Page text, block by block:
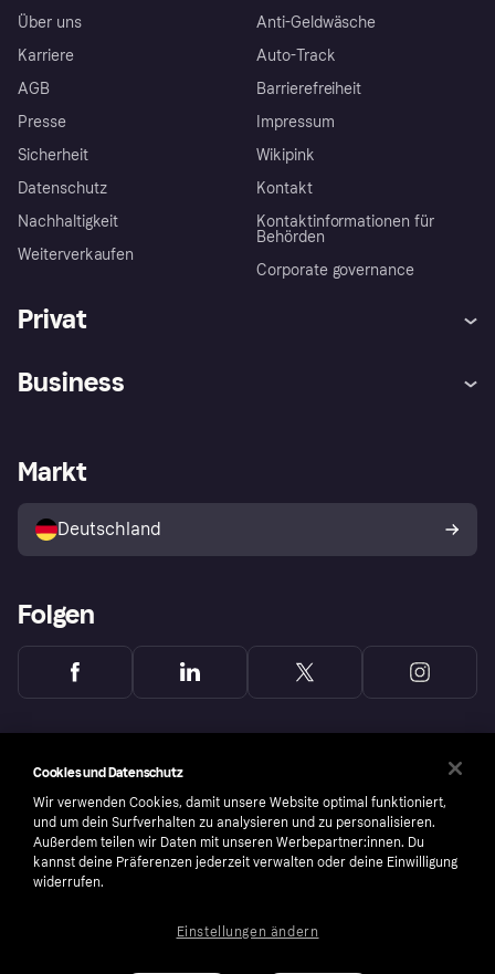
Über uns
Karriere
AGB
Presse
Sicherheit
Datenschutz
Nachhaltigkeit
Weiterverkaufen
Anti-Geldwäsche
Auto-Track
Barrierefreiheit
Impressum
Wikipink
Kontakt
Kontaktinformationen für
Behörden
Corporate governance
Privat
Klarna App
Shops entdecken
Käuferschutzrichtlinie
Dein Widerrufsrecht
Business
Händlerportal
Markt
Deutschland
Folgen
Cookies und Datenschutz
Wir verwenden Cookies, damit unsere Website optimal funktioniert,
und um dein Surfverhalten zu analysieren und zu personalisieren.
Außerdem teilen wir Daten mit unseren Werbepartner:innen. Du
kannst deine Präferenzen jederzeit verwalten oder deine Einwilligung
widerrufen.
Einstellungen ändern